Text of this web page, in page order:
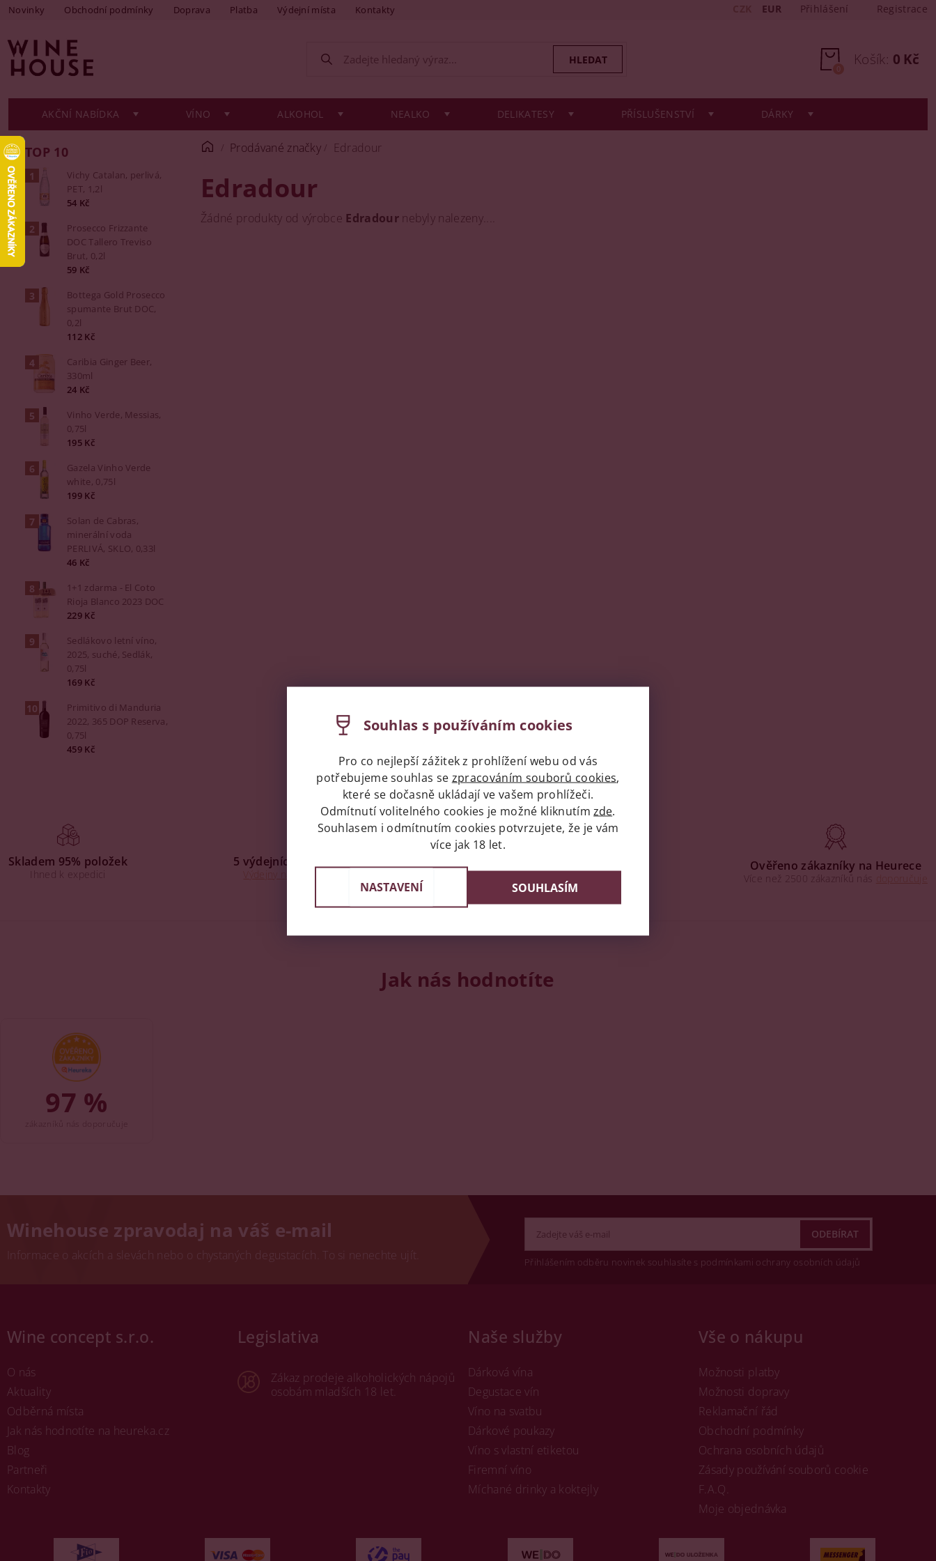
Novinky Obchodní podmínky Doprava Platba Výdejní místa Kontakty EUR Přihlášení Registrace
Košík: 0 Kč
0
AKČNÍ NABÍDKA VÍNO ALKOHOL NEALKO DELIKATESY PŘÍSLUŠENSTVÍ DÁRKY
TOP 10
Vichy Catalan, perlivá,
PET, 1,2l
54 Kč
Prosecco Frizzante
DOC Tallero Treviso
Brut, 0,2l
59 Kč
Bottega Gold Prosecco
spumante Brut DOC,
0,2l
112 Kč
Caribia Ginger Beer,
330ml
24 Kč
Vinho Verde, Messias,
0,75l
195 Kč
Gazela Vinho Verde
white, 0,75l
199 Kč
Solan de Cabras,
minerální voda
PERLIVÁ, SKLO, 0,33l
46 Kč
1+1 zdarma - El Coto
Rioja Blanco 2023 DOC
229 Kč
Sedlákovo letní víno,
2025, suché, Sedlák,
0,75l
169 Kč
Primitivo di Manduria
2022, 365 DOP Reserva,
0,75l
459 Kč
Prodávané značky Edradour
Edradour
Žádné produkty od výrobce Edradournebyly nalezeny....
Skladem 95% položek
Ihned k expedici
5 výdejních míst v Praze
Do 24 hodin u vás doma Ověřeno zákazníky na Heurece
Více než 2500 zákazníků nás
Jak nás hodnotíte
97 %
Winehouse zpravodaj na váš e-mail
Informace o akcích a slevách nebo o chystaných degustacích. To si nenechte ujít. Přihlášením odběru novinek souhlasíte s podmínkami ochrany osobních údajů
Wine concept s.r.o.
O nás
Aktuality
Odběrná místa
Jak nás hodnotíte na heureka.cz
Blog
Partneři
Kontakty
Legislativa
Zákaz prodeje alkoholických nápojů
osobám mladších 18 let.
Naše služby
Dárková vína
Degustace vín
Víno na svatbu
Dárkové poukazy
Víno s vlastní etiketou
Firemní víno
Míchané drinky a koktejly
Vše o nákupu
Možnosti platby
Možnosti dopravy
Reklamační řád
Obchodní podmínky
Ochrana osobních údajů
Zásady používání souborů cookie
F.A.Q.
Moje objednávka
Souhlas s používáním cookies
Pro co nejlepší zážitek z prohlížení webu od vás
potřebujeme souhlas se zpracováním souborů cookies,
které se dočasně ukládají ve vašem prohlížeči.
Odmítnutí volitelného cookies je možné kliknutímzde.
Souhlasem i odmítnutím cookies potvrzujete, že je vám
více jak 18 let.
NASTAVENÍ SOUHLASÍM